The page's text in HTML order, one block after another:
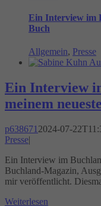
Ein Interview im
Buch
Allgemein, Presse
Ein Interview
meinem
p638671 2024-07-
Presse|
Ein Interview im
Buchland-Magazin,
mir veröffentlicht.
Weiterlesen